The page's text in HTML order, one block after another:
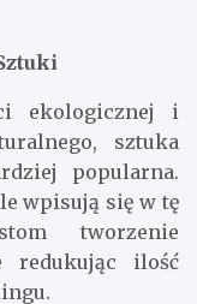
ekologicznej i
sztuka
popularna.
wpisują się w tę
tworzenie
redukując ilość